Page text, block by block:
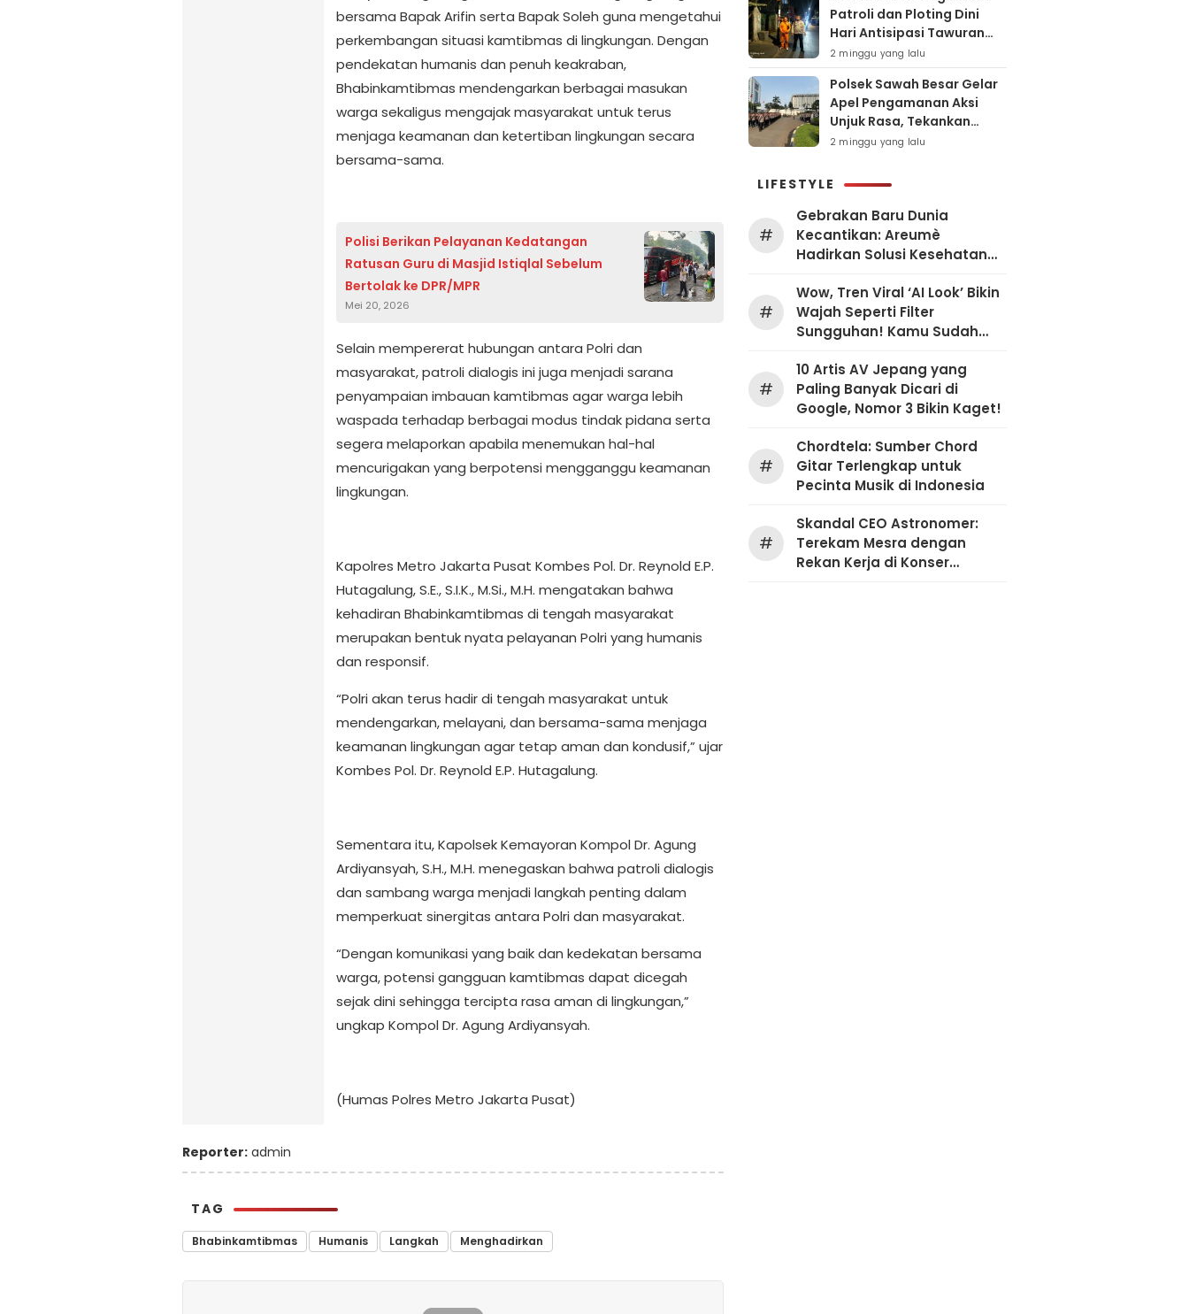
bersama Bapak Arifin serta Bapak Soleh guna mengetahui
perkembangan situasi kamtibmas di lingkungan. Dengan
pendekatan humanis dan penuh keakraban,
Bhabinkamtibmas mendengarkan berbagai masukan
warga sekaligus mengajak masyarakat untuk terus
menjaga keamanan dan ketertiban lingkungan secara
bersama-sama.
Polisi Berikan Pelayanan Kedatangan
Ratusan Guru di Masjid Istiqlal Sebelum
Bertolak ke DPR/MPR
Mei 20, 2026
Selain mempererat hubungan antara Polri dan
masyarakat, patroli dialogis ini juga menjadi sarana
penyampaian imbauan kamtibmas agar warga lebih
waspada terhadap berbagai modus tindak pidana serta
segera melaporkan apabila menemukan hal-hal
mencurigakan yang berpotensi mengganggu keamanan
lingkungan.
Kapolres Metro Jakarta Pusat Kombes Pol. Dr. Reynold E.P.
Hutagalung, S.E., S.I.K., M.Si., M.H. mengatakan bahwa
kehadiran Bhabinkamtibmas di tengah masyarakat
merupakan bentuk nyata pelayanan Polri yang humanis
dan responsif.
“Polri akan terus hadir di tengah masyarakat untuk
mendengarkan, melayani, dan bersama-sama menjaga
keamanan lingkungan agar tetap aman dan kondusif,” ujar
Kombes Pol. Dr. Reynold E.P. Hutagalung.
Sementara itu, Kapolsek Kemayoran Kompol Dr. Agung
Ardiyansyah, S.H., M.H. menegaskan bahwa patroli dialogis
dan sambang warga menjadi langkah penting dalam
memperkuat sinergitas antara Polri dan masyarakat.
“Dengan komunikasi yang baik dan kedekatan bersama
warga, potensi gangguan kamtibmas dapat dicegah
sejak dini sehingga tercipta rasa aman di lingkungan,”
ungkap Kompol Dr. Agung Ardiyansyah.
(Humas Polres Metro Jakarta Pusat)
Reporter: admin
TAG
Bhabinkamtibmas Humanis Langkah Menghadirkan
Patroli dan Ploting Dini
Hari Antisipasi Tawuran
serta Gangguan
Kamtibmas
2 minggu yang lalu
Polsek Sawah Besar Gelar
Apel Pengamanan Aksi
Unjuk Rasa, Tekankan
Pelayanan Humanis dan
2 minggu yang lalu
LIFESTYLE
#
Gebrakan Baru Dunia
Kecantikan: Areumè
Hadirkan Solusi Kesehatan
#
Wow, Tren Viral ‘AI Look’ Bikin
Wajah Seperti Filter
Sungguhan! Kamu Sudah
#
10 Artis AV Jepang yang
Paling Banyak Dicari di
Google, Nomor 3 Bikin Kaget!
#
Chordtela: Sumber Chord
Gitar Terlengkap untuk
Pecinta Musik di Indonesia
#
Skandal CEO Astronomer:
Terekam Mesra dengan
Rekan Kerja di Konser